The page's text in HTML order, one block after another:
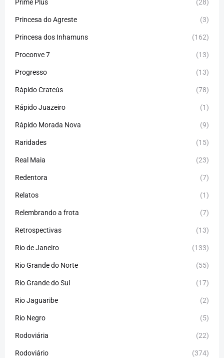
Prime Plus (28)
Princesa do Agreste (3)
Princesa dos Inhamuns (162)
Proconve 7 (13)
Progresso (13)
Rápido Crateús (78)
Rápido Juazeiro (1)
Rápido Morada Nova (9)
Raridades (15)
Real Maia (23)
Redentora (7)
Relatos (1)
Relembrando a frota (7)
Retrospectivas (13)
Rio de Janeiro (133)
Rio Grande do Norte (55)
Rio Grande do Sul (17)
Rio Jaguaribe (2)
Rio Negro (5)
Rodoviária (22)
Rodoviário (374)